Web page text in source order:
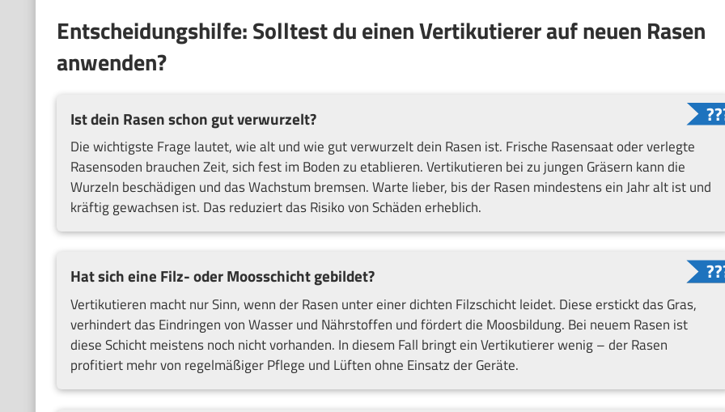
Entscheidungshilfe: Solltest du einen Vertikutierer auf neuen Rasen
anwenden?
Ist dein Rasen schon gut verwurzelt?
Die wichtigste Frage lautet, wie alt und wie gut verwurzelt dein Rasen ist. Frische Rasensaat oder verlegte
Rasensoden brauchen Zeit, sich fest im Boden zu etablieren. Vertikutieren bei zu jungen Gräsern kann die
Wurzeln beschädigen und das Wachstum bremsen. Warte lieber, bis der Rasen mindestens ein Jahr alt ist und
kräftig gewachsen ist. Das reduziert das Risiko von Schäden erheblich.
Hat sich eine Filz- oder Moosschicht gebildet?
Vertikutieren macht nur Sinn, wenn der Rasen unter einer dichten Filzschicht leidet. Diese erstickt das Gras,
verhindert das Eindringen von Wasser und Nährstoffen und fördert die Moosbildung. Bei neuem Rasen ist
diese Schicht meistens noch nicht vorhanden. In diesem Fall bringt ein Vertikutierer wenig – der Rasen
profitiert mehr von regelmäßiger Pflege und Lüften ohne Einsatz der Geräte.